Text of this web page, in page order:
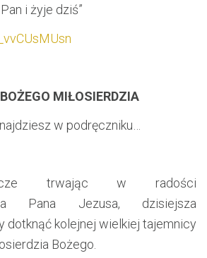
i żyje dziś”
MIŁOSIERDZIA
w podręczniku…
trwając w radości
Pana Jezusa, dzisiejsza
dotknąć kolejnej wielkiej tajemnicy
Bożego.